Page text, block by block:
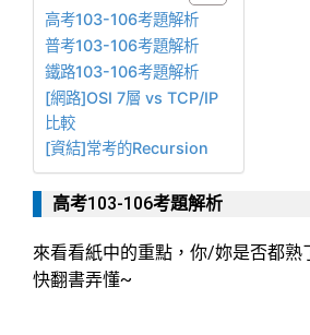
高考103-106考題解析
普考103-106考題解析
鐵路103-106考題解析
[網路]OSI 7層 vs TCP/IP
比較
[資結]常考的Recursion
高考103-106考題解析
來看看紙中的重點，你/妳是否都熟
快翻書弄懂~